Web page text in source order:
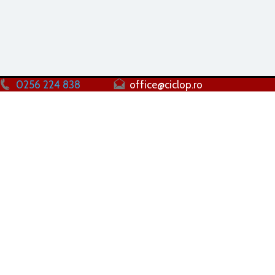
0256 224 838 office@ciclop.ro